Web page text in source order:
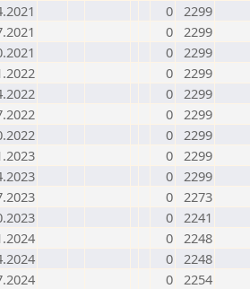
0 2299
0 2299
0 2299
0 2299
0 2299
0 2299
0 2299
0 2299
0 2299
0 2273
0 2241
0 2248
0 2248
0 2254